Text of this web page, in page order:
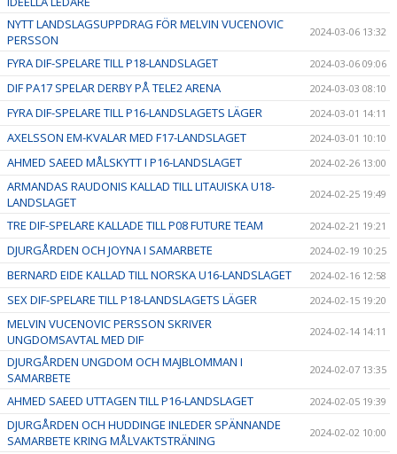
NYTT LANDSLAGSUPPDRAG FÖR MELVIN VUCENOVIC
PERSSON
2024-03-06 13:32
FYRA DIF-SPELARE TILL P18-LANDSLAGET 2024-03-06 09:06
DIF PA17 SPELAR DERBY PÅ TELE2 ARENA 2024-03-03 08:10
FYRA DIF-SPELARE TILL P16-LANDSLAGETS LÄGER 2024-03-01 14:11
AXELSSON EM-KVALAR MED F17-LANDSLAGET 2024-03-01 10:10
AHMED SAEED MÅLSKYTT I P16-LANDSLAGET 2024-02-26 13:00
ARMANDAS RAUDONIS KALLAD TILL LITAUISKA U18-
LANDSLAGET
2024-02-25 19:49
TRE DIF-SPELARE KALLADE TILL P08 FUTURE TEAM 2024-02-21 19:21
DJURGÅRDEN OCH JOYNA I SAMARBETE 2024-02-19 10:25
BERNARD EIDE KALLAD TILL NORSKA U16-LANDSLAGET 2024-02-16 12:58
SEX DIF-SPELARE TILL P18-LANDSLAGETS LÄGER 2024-02-15 19:20
MELVIN VUCENOVIC PERSSON SKRIVER
UNGDOMSAVTAL MED DIF
2024-02-14 14:11
DJURGÅRDEN UNGDOM OCH MAJBLOMMAN I
SAMARBETE
2024-02-07 13:35
AHMED SAEED UTTAGEN TILL P16-LANDSLAGET 2024-02-05 19:39
DJURGÅRDEN OCH HUDDINGE INLEDER SPÄNNANDE
SAMARBETE KRING MÅLVAKTSTRÄNING
2024-02-02 10:00